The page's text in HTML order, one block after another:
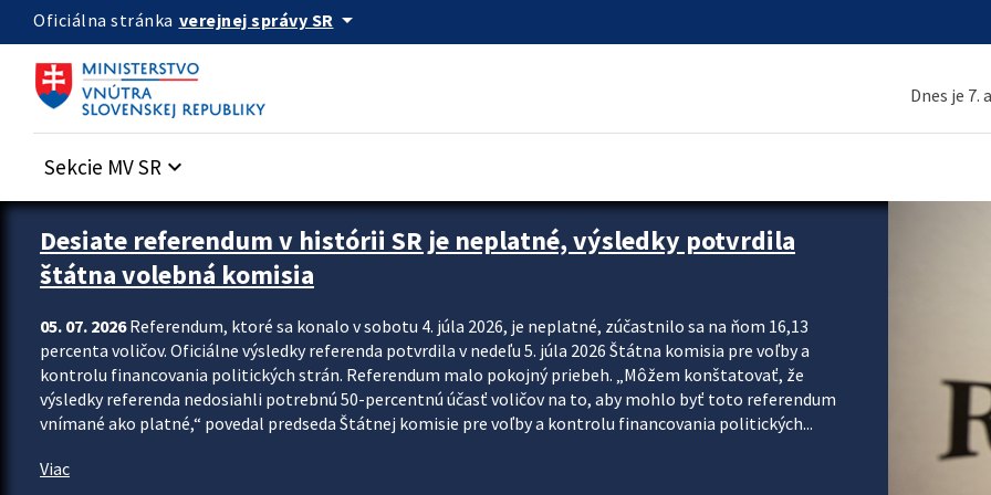
Preskocit na hlavný obsah
Oficiálna stránka verejnej správy SR arrow_drop_down
Dnes je 7.
Sekcie MV SR keyboard_arrow_down
Zastavit automatický posun upútavok
Desiate referendum v histórii SR je neplatné, výsledky potvrdila
štátna volebná komisia
05. 07. 2026Referendum, ktoré sa konalo v sobotu 4. júla 2026, je neplatné, zúčastnilo sa na ňom 16,13
percenta voličov. Oficiálne výsledky referenda potvrdila v nedeľu 5. júla 2026 Štátna komisia pre voľby a
kontrolu financovania politických strán. Referendum malo pokojný priebeh. „Môžem konštatovať, že
výsledky referenda nedosiahli potrebnú 50-percentnú účasť voličov na to, aby mohlo byť toto referendum
vnímané ako platné,“ povedal predseda Štátnej komisie pre voľby a kontrolu financovania politických...
Viac